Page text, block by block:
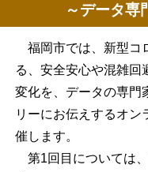
～データ専
福岡市では、新型コ
る、安全安心や混雑回
変化を、データの専門
リーにお伝えするオン
催します。
第1回目については